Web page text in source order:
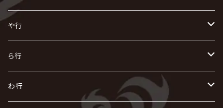
浅葱 / ASAGI
Azavana
Acid Black Cherry
INORAN
色々な十字架
168 / 葵-168-
Verde/
LSN / The LEGENDARY SIX NINE
OFIAM
KAKUMAY
the GazettE
GOTCHAROCKA
gives
KIRITO / キリト
GRIMOIRE
仮病
GOATBED
ゴールデンボンバー
櫻井敦司
XANVALA
SEESAW
超ジャシー
ゼラ
零[Hz]
そ
SOPHIA
ZOMBIE / ぞんび
ダウト
て
D
DIAURA
と
東京花嫁
NAZARE
NiEL
NICOLAS
ぬ
nurié
ね
NETH PRIERE CAIN
の
heidi.
H.U.G
ひ
HERO
美炎-BIEN-
ふ
Far East Dizain
へ
ま
THE MICRO HEAD 4N'S
MAO / マオ from SID
み
未完成アリス
む
や行
や
ヤミテラ / 外道反逆者ヤミテラ
ゆ
ら行
ら
わ行